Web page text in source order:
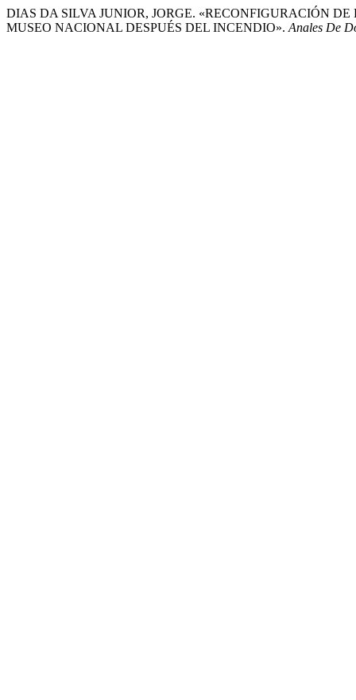
DIAS DA SILVA JUNIOR, JORGE. «RECONFIGURACIÓN
MUSEO NACIONAL DESPUÉS DEL INCENDIO». Anales De